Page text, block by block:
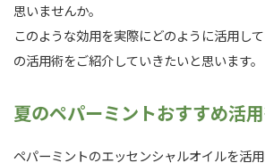
思いませんか。
このような効用を実際にどのように活用し
の活用術をご紹介していきたいと思います。
夏のペパーミントおすすめ活
ペパーミントのエッセンシャルオイルを活